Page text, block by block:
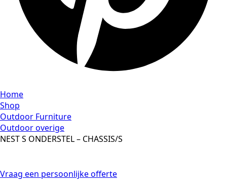
Home
Shop
Outdoor Furniture
Outdoor overige
NEST S ONDERSTEL – CHASSIS/S
Vraag een persoonlijke offerte